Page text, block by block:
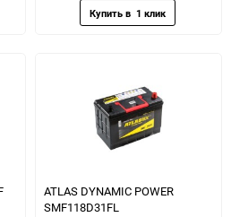
ATLAS DYNAMIC POWER
SMF118D31FL